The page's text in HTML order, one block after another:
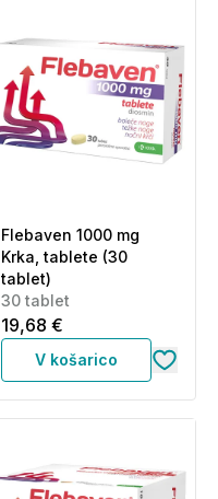
Flebaven 1000 mg
Krka, tablete (30
tablet)
30 tablet
19,68 €
V košarico